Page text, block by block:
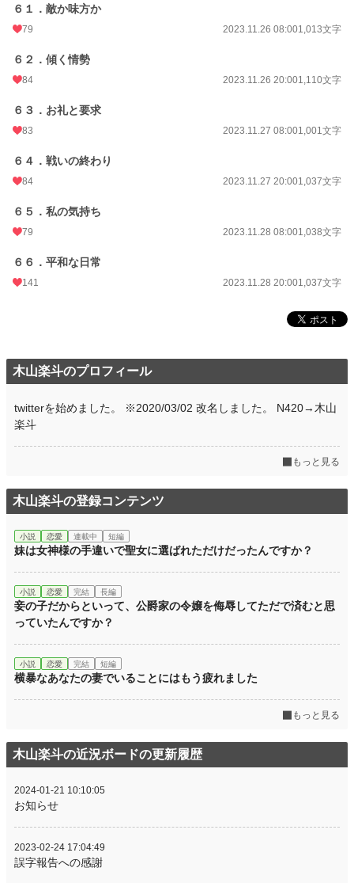
６１．敵か味方か
79 2023.11.26 08:001,013文字
６２．傾く情勢
84 2023.11.26 20:001,110文字
６３．お礼と要求
83 2023.11.27 08:001,001文字
６４．戦いの終わり
84 2023.11.27 20:001,037文字
６５．私の気持ち
79 2023.11.28 08:001,038文字
６６．平和な日常
141 2023.11.28 20:001,037文字
木山楽斗のプロフィール
twitterを始めました。 ※2020/03/02 改名しました。 N420→木山
楽斗
もっと見る
木山楽斗の登録コンテンツ
小説 恋愛 連載中 短編
妹は女神様の手違いで聖女に選ばれただけだったんですか？
小説 恋愛 完結 長編
妾の子だからといって、公爵家の令嬢を侮辱してただで済むと思
っていたんですか？
小説 恋愛 完結 短編
横暴なあなたの妻でいることにはもう疲れました
もっと見る
木山楽斗の近況ボードの更新履歴
2024-01-21 10:10:05
お知らせ
2023-02-24 17:04:49
誤字報告への感謝